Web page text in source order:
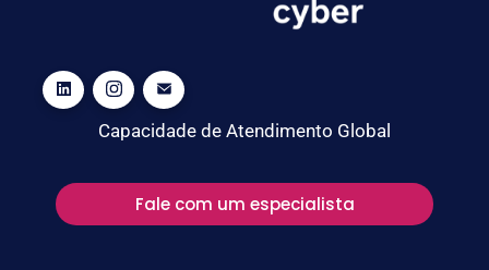
Capacidade de Atendimento Global
Fale com um especialista